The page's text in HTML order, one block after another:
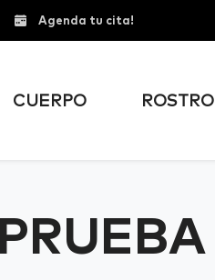
Agenda tu cita!
CUERPO ROSTRO